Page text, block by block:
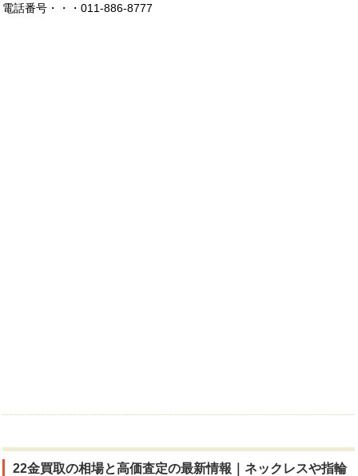
電話番号・・・011-886-8777
22金買取の相場と高価査定の最新情報｜ネックレスや指輪